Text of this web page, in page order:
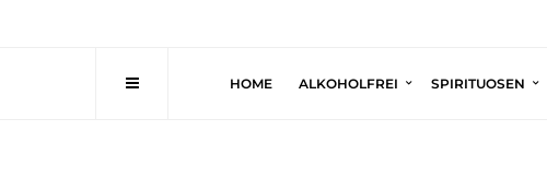
HOME ALKOHOLFREI SPIRITUOSEN